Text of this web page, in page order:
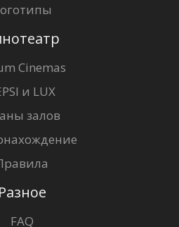
Cinemas
и LUX
залов
Разное
FAQ